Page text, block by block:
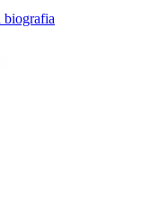
biografia